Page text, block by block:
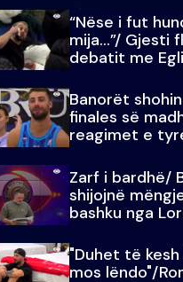
“Nëse i fut
mija…”/ Gjesti
debatit me
paralajmëroj
Banorët
finales së
reagimet e
Zarf i bardhë/
shijojnë
bashku nga
"Duhet të
mos lëndo"/